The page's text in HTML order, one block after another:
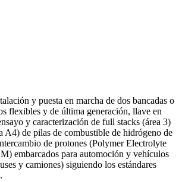
y puesta en marcha de dos bancadas o
flexibles y de última generación, llave en
y caracterización de full stacks (área 3)
A4) de pilas de combustible de hidrógeno de
de protones (Polymer Electrolyte
embarcados para automoción y vehículos
y camiones) siguiendo los estándares